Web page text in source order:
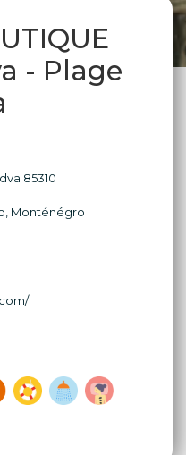
- Plage
85310
Monténégro